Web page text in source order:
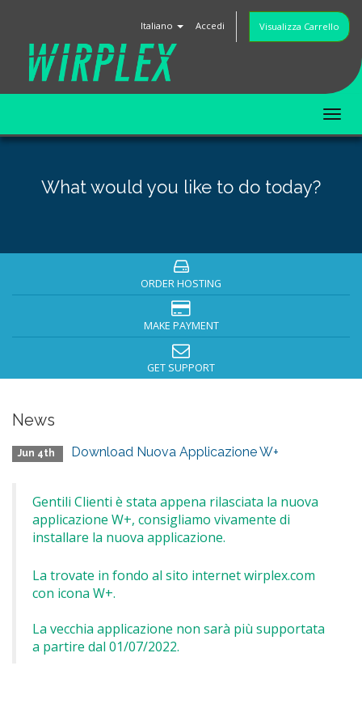
Italiano Accedi Visualizza Carrello
What would you like to do today?
ORDER HOSTING
MAKE PAYMENT
GET SUPPORT
News
Jun 4th Download Nuova Applicazione W+
Gentili Clienti è stata appena rilasciata la nuova
applicazione W+, consigliamo vivamente di
installare la nuova applicazione.
La trovate in fondo al sito internet wirplex.com
con icona W+.
La vecchia applicazione non sarà più supportata
a partire dal 01/07/2022.